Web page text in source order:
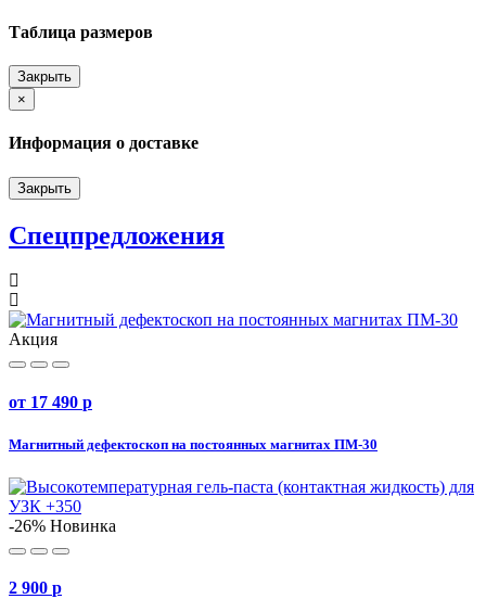
Таблица размеров
Закрыть
×
Информация о доставке
Закрыть
Спецпредложения
Акция
от 17 490 p
Магнитный дефектоскоп на постоянных магнитах ПМ-30
-26% Новинка
2 900 p